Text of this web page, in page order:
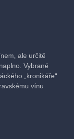
ale určitě
Vybrané
„kronikáře“
vínu